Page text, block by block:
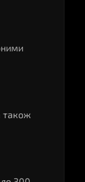
також